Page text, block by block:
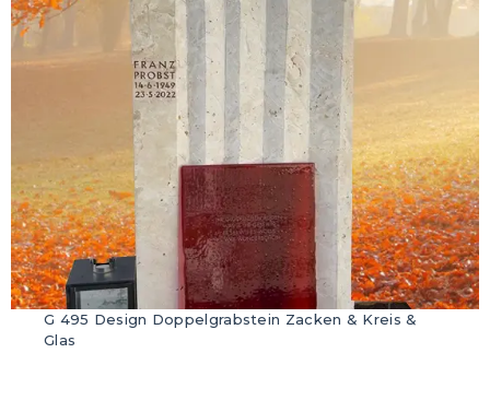
G 495 Design Doppelgrabstein Zacken & Kreis &
Glas